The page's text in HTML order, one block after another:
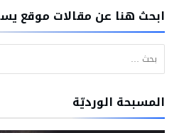
ابحث هنا عن مقالات موقع
البحث عن:
المسبحة الورديّة